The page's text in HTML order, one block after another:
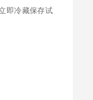
即冷藏保存试